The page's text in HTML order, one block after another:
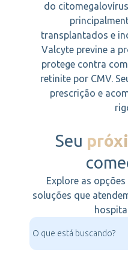
do
transplantados e
Valcyte previne a
protege contra
retinite por CMV.
prescrição e
Seu
Explore as
soluções que